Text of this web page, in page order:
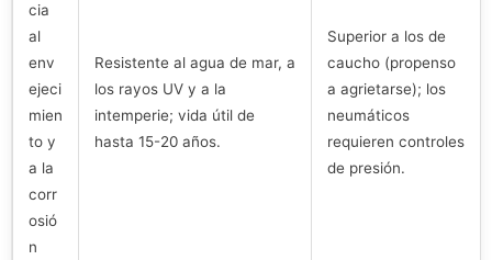
cia
al
env
ejeci
mien
to y
a la
corr
osió
n
Resistente al agua de mar, a
los rayos UV y a la
intemperie; vida útil de
hasta 15-20 años.
Superior a los de
caucho (propenso
a agrietarse); los
neumáticos
requieren controles
de presión.